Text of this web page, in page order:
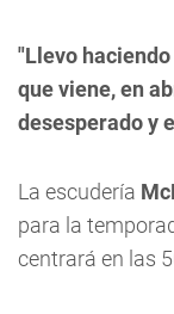
"Llevo
que viene, en
desesperado y
La escudería
para la
centrará en las